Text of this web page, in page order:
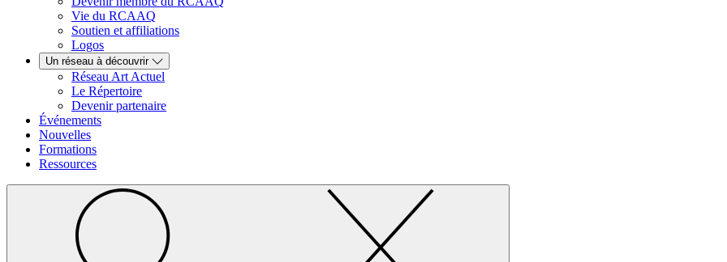
Vie du RCAAQ
Soutien et affiliations
Logos
Un réseau à découvrir
Réseau Art Actuel
Le Répertoire
Devenir partenaire
Événements
Nouvelles
Formations
Ressources